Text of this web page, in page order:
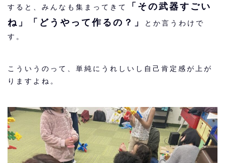
すると、みんなも集まってきて
「その武器すごい
ね」「どうやって作るの？」
とか言うわけで
す。
こういうのって、単純にうれしいし自己肯定感が上が
りますよね。